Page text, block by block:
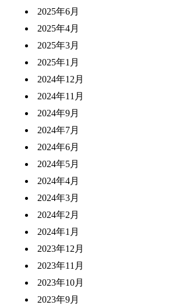
2025年6月
2025年4月
2025年3月
2025年1月
2024年12月
2024年11月
2024年9月
2024年7月
2024年6月
2024年5月
2024年4月
2024年3月
2024年2月
2024年1月
2023年12月
2023年11月
2023年10月
2023年9月